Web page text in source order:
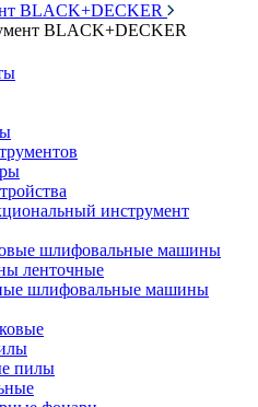
BLACK+DECKER
BLACK+DECKER
инструмент
шлифовальные машины
ленточные
шлифовальные машины
пилы